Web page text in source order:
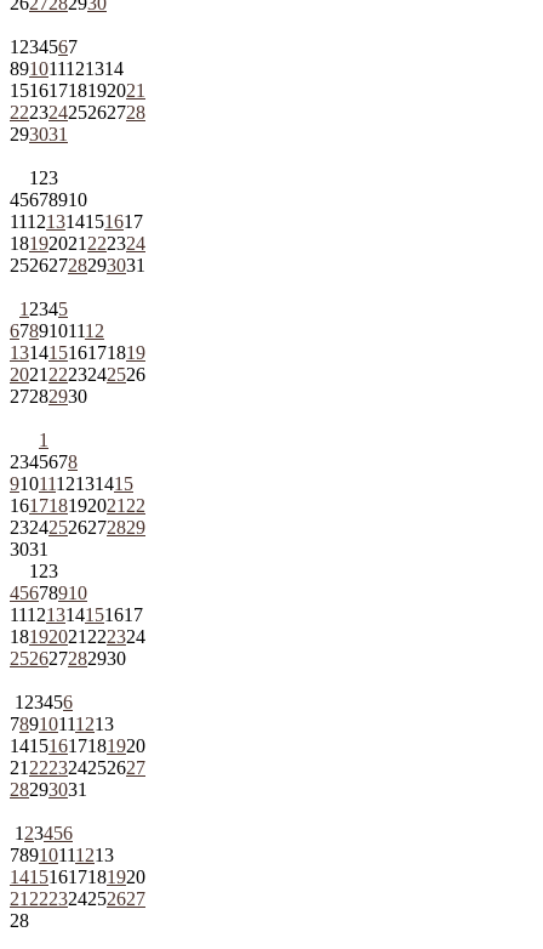
1 234567
891011121314
15161718192021
22232425262728
293031
1 23
45678910
11121314151617
18192021 222324
25262728293031
1 2345
6789101112
13141516171819
2021 2223242526
27282930
1
2345678
9101112131415
161718192021 22
23242526272829
3031
1 23
45678910
11121314151617
18192021 222324
252627282930
1 23456
78910111213
14151617181920
21 222324252627
28293031
1 23456
78910111213
14151617181920
21 222324252627
28